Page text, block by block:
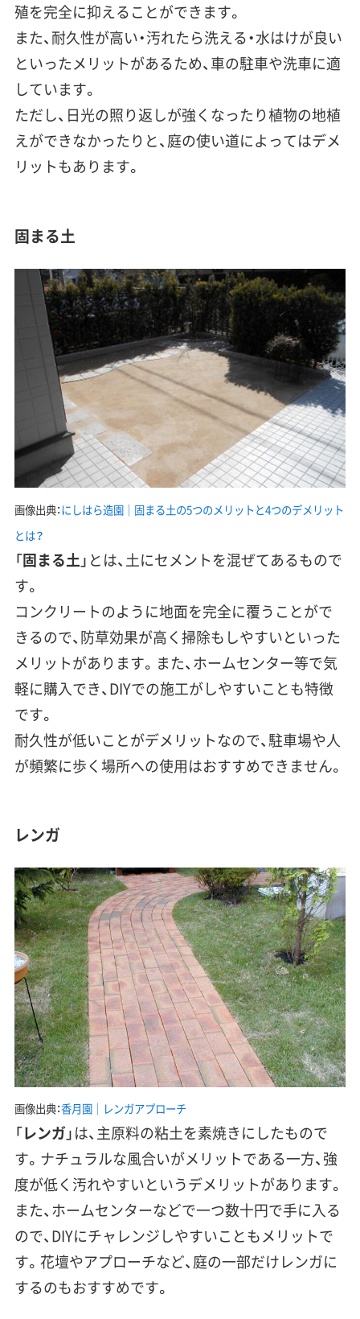
殖を完全に抑えることができます。
また、耐久性が高い・汚れたら洗える・水はけが良い
といったメリットがあるため、車の駐車や洗車に適
しています。
ただし、 日光の照り返しが強くなったり植物の地植
えができなかったり と、庭の使い道によってはデメ
リットもあります。
固まる土
画像出典：にしはら造園｜固まる土の5つのメリットと4つのデメリット
とは？
「固まる土」とは、土にセメントを混ぜてあるもので
す。
コンクリートのように地面を完全に覆うことがで
きるので、防草効果が高く掃除もしやすいといった
メリットがあります。また、ホームセンター等で気
軽に購入でき、DIYでの施工がしやすいことも特徴
です。
耐久性が低いことがデメリットなので、駐車場や人
が頻繁に歩く場所への使用はおすすめできません。
レンガ
画像出典：香月園｜レンガアプローチ
「レンガ」は、主原料の粘土を素焼きにしたもので
す。 ナチュラルな風合いがメリットである一方、強
度が低く汚れやすいというデメリットがあります。
また、ホームセンターなどで一つ数十円で手に入る
ので、DIYにチャレンジしやすいこともメリットで
す。花壇やアプローチなど、庭の一部だけレンガに
するのもおすすめです。